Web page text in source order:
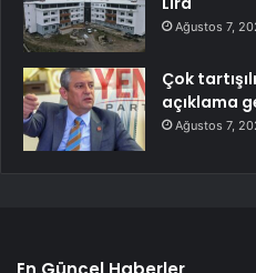
Ağustos 7,
Çok
açıklama
Ağustos 7,